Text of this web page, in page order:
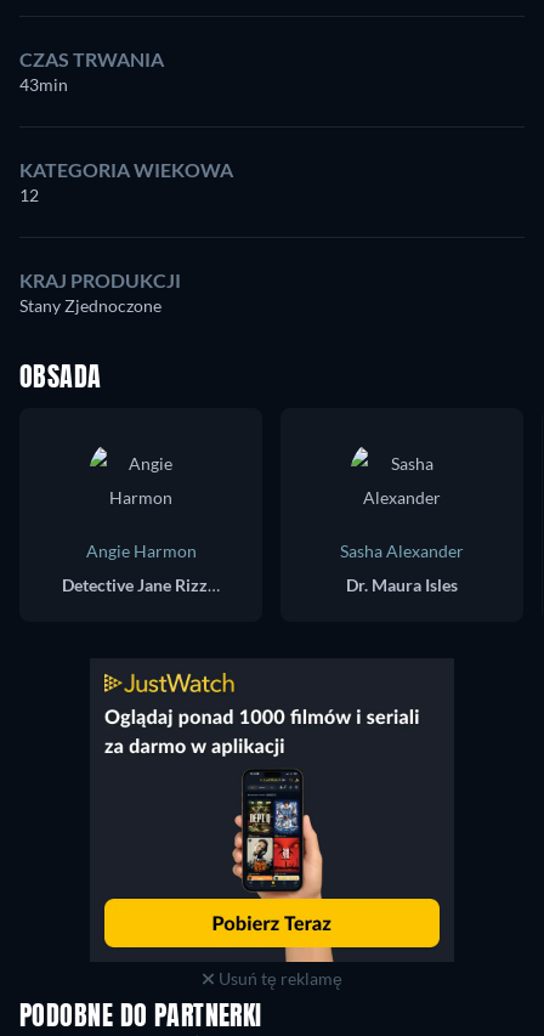
CZAS TRWANIA
43min
KATEGORIA WIEKOWA
12
KRAJ PRODUKCJI
Stany Zjednoczone
OBSADA
Angie Harmon
Detective Jane Rizzoli
Sasha Alexander
Dr. Maura Isles
Usuń tę reklamę
PODOBNE DO PARTNERKI
TV